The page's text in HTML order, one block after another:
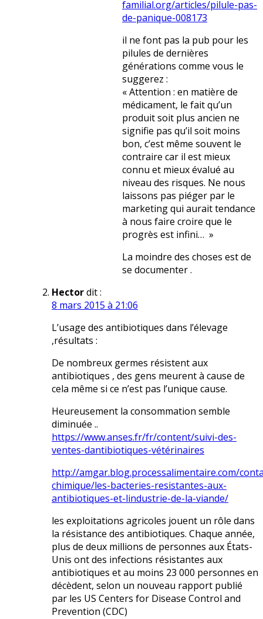
familial.org/articles/pilule-pas-
de-panique-008173
il ne font pas la pub pour les
pilules de dernières
générations comme vous le
suggerez :
« Attention : en matière de
médicament, le fait qu’un
produit soit plus ancien ne
signifie pas qu’il soit moins
bon, c’est même souvent le
contraire car il est mieux
connu et mieux évalué au
niveau des risques. Ne nous
laissons pas piéger par le
marketing qui aurait tendance
à nous faire croire que le
progrès est infini… »
La moindre des choses est de
se documenter .
Hectordit :
8 mars 2015 à 21:06
L’usage des antibiotiques dans l’élevage
,résultats :
De nombreux germes résistent aux
antibiotiques , des gens meurent à cause de
cela même si ce n’est pas l’unique cause.
Heureusement la consommation semble
diminuée ..
https://www.anses.fr/fr/content/suivi-des-
ventes-dantibiotiques-vétérinaires
http://amgar.blog.processalimentaire.com/
chimique/les-bacteries-resistantes-aux-
antibiotiques-et-lindustrie-de-la-viande/
les exploitations agricoles jouent un rôle dans
la résistance des antibiotiques. Chaque année,
plus de deux millions de personnes aux États-
Unis ont des infections résistantes aux
antibiotiques et au moins 23 000 personnes en
décèdent, selon un nouveau rapport publié
par les US Centers for Disease Control and
Prevention (CDC)